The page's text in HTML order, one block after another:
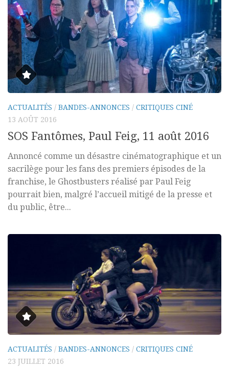
ACTUALITÉS / BANDES-ANNONCES / CRITIQUES CINÉ
13 AOÛT 2016
SOS Fantômes, Paul Feig, 11 août 2016
Annoncé comme un désastre cinématographique et un
sacrilège pour les fans des premiers épisodes de la
franchise, le Ghostbusters réalisé par Paul Feig
pourrait bien, malgré l’accueil mitigé de la presse et
du public, être...
ACTUALITÉS / BANDES-ANNONCES / CRITIQUES CINÉ
23 JUILLET 2016